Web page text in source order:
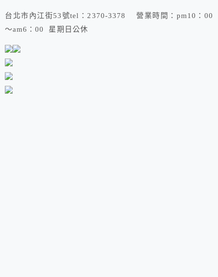
台北市內江街53號tel：2370-3378 營業時間：pm10：00
～am6：00 星期日公休